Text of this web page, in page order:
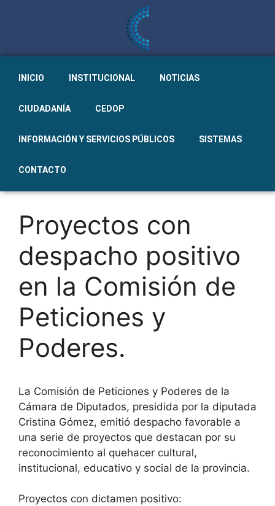
INICIO INSTITUCIONAL NOTICIAS
CIUDADANÍA CEDOP
INFORMACIÓN Y SERVICIOS PÚBLICOS SISTEMAS
CONTACTO
Proyectos con
despacho positivo
en la Comisión de
Peticiones y
Poderes.
La Comisión de Peticiones y Poderes de la
Cámara de Diputados, presidida por la diputada
Cristina Gómez, emitió despacho favorable a
una serie de proyectos que destacan por su
reconocimiento al quehacer cultural,
institucional, educativo y social de la provincia.
Proyectos con dictamen positivo: